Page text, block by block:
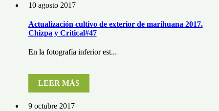
10 agosto 2017
Actualización cultivo de exterior de marihuana 2017.
Chizpa y Critical#47
En la fotografía inferior est...
LEER MÁS
9 octubre 2017